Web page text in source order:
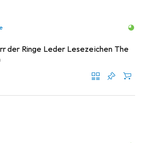
der Ringe Leder Lesezeichen The